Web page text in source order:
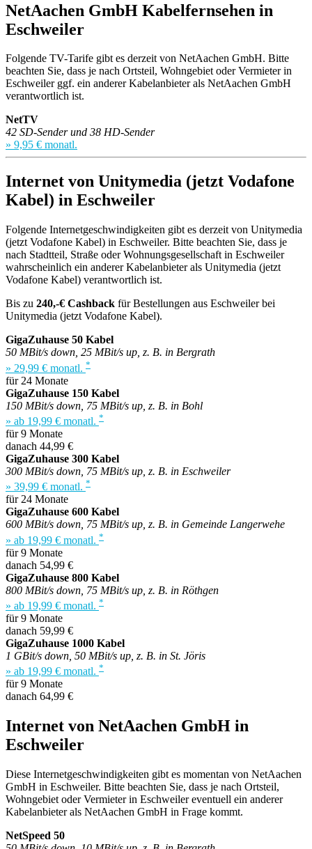
NetAachen GmbH Kabelfernsehen in
Eschweiler
Folgende TV-Tarife gibt es derzeit von NetAachen GmbH. Bitte
beachten Sie, dass je nach Ortsteil, Wohngebiet oder Vermieter in
Eschweiler ggf. ein anderer Kabelanbieter als NetAachen GmbH
verantwortlich ist.
NetTV
42 SD-Sender und 38 HD-Sender
» 9,95 € monatl.
Internet von Unitymedia (jetzt Vodafone
Kabel) in Eschweiler
Folgende Internetgeschwindigkeiten gibt es derzeit von Unitymedia
(jetzt Vodafone Kabel) in Eschweiler. Bitte beachten Sie, dass je
nach Stadtteil, Straße oder Wohnungsgesellschaft in Eschweiler
wahrscheinlich ein anderer Kabelanbieter als Unitymedia (jetzt
Vodafone Kabel) verantwortlich ist.
Bis zu 240,-€ Cashback für Bestellungen aus Eschweiler bei
Unitymedia (jetzt Vodafone Kabel).
GigaZuhause 50 Kabel
50 MBit/s down, 25 MBit/s up, z. B. in Bergrath
» 29,99 € monatl. *
für 24 Monate
GigaZuhause 150 Kabel
150 MBit/s down, 75 MBit/s up, z. B. in Bohl
» ab 19,99 € monatl. *
für 9 Monate
danach 44,99 €
GigaZuhause 300 Kabel
300 MBit/s down, 75 MBit/s up, z. B. in Eschweiler
» 39,99 € monatl. *
für 24 Monate
GigaZuhause 600 Kabel
600 MBit/s down, 75 MBit/s up, z. B. in Gemeinde Langerwehe
» ab 19,99 € monatl. *
für 9 Monate
danach 54,99 €
GigaZuhause 800 Kabel
800 MBit/s down, 75 MBit/s up, z. B. in Röthgen
» ab 19,99 € monatl. *
für 9 Monate
danach 59,99 €
GigaZuhause 1000 Kabel
1 GBit/s down, 50 MBit/s up, z. B. in St. Jöris
» ab 19,99 € monatl. *
für 9 Monate
danach 64,99 €
Internet von NetAachen GmbH in
Eschweiler
Diese Internetgeschwindigkeiten gibt es momentan von NetAachen
GmbH in Eschweiler. Bitte beachten Sie, dass je nach Ortsteil,
Wohngebiet oder Vermieter in Eschweiler eventuell ein anderer
Kabelanbieter als NetAachen GmbH in Frage kommt.
NetSpeed 50